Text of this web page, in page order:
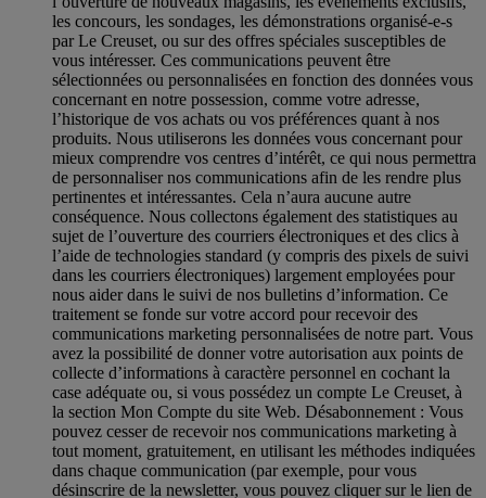
les concours, les sondages, les démonstrations organisé-e-s
par Le Creuset, ou sur des offres spéciales susceptibles de
vous intéresser. Ces communications peuvent être
sélectionnées ou personnalisées en fonction des données vous
concernant en notre possession, comme votre adresse,
l’historique de vos achats ou vos préférences quant à nos
produits. Nous utiliserons les données vous concernant pour
mieux comprendre vos centres d’intérêt, ce qui nous permettra
de personnaliser nos communications afin de les rendre plus
pertinentes et intéressantes. Cela n’aura aucune autre
conséquence. Nous collectons également des statistiques au
sujet de l’ouverture des courriers électroniques et des clics à
l’aide de technologies standard (y compris des pixels de suivi
dans les courriers électroniques) largement employées pour
nous aider dans le suivi de nos bulletins d’information. Ce
traitement se fonde sur votre accord pour recevoir des
communications marketing personnalisées de notre part. Vous
avez la possibilité de donner votre autorisation aux points de
collecte d’informations à caractère personnel en cochant la
case adéquate ou, si vous possédez un compte Le Creuset, à
la section Mon Compte du site Web. Désabonnement : Vous
pouvez cesser de recevoir nos communications marketing à
tout moment, gratuitement, en utilisant les méthodes indiquées
dans chaque communication (par exemple, pour vous
désinscrire de la newsletter, vous pouvez cliquer sur le lien de